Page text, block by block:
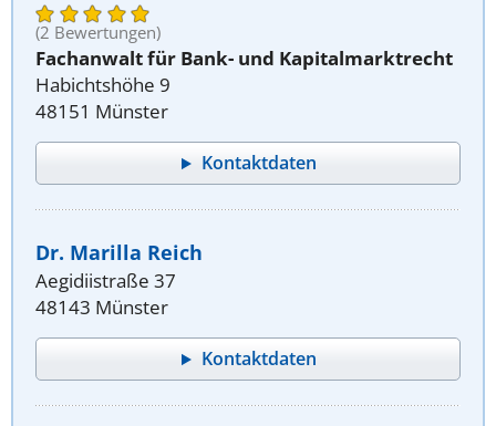
(2 Bewertungen)
Fachanwalt für Bank- und Kapitalmarktrecht
Habichtshöhe 9
48151 Münster
Kontaktdaten
Dr. Marilla Reich
Aegidiistraße 37
48143 Münster
Kontaktdaten